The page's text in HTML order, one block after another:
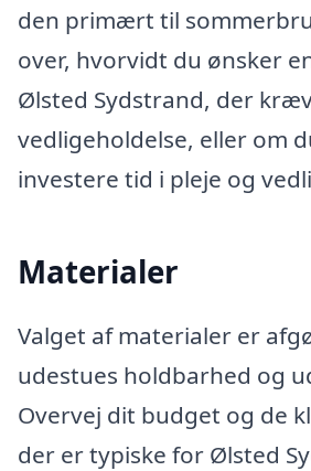
den primært til
over, hvorvidt du ønsker
Ølsted Sydstrand, der
vedligeholdelse, eller om
investere tid i pleje og
Materialer
Valget af materialer er
udestues holdbarhed og
Overvej dit budget og de
der er typiske for Ølsted